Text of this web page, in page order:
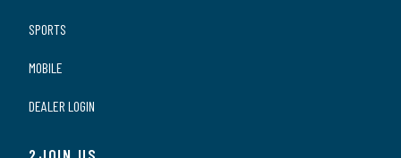
SPORTS
MOBILE
DEALER LOGIN